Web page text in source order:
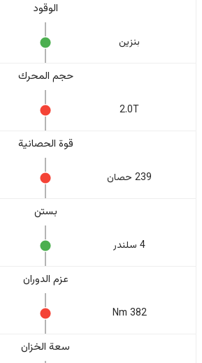
الوقود
بنزين
حجم المحرك
2.0T
قوة الحصانية
239 حصان
بستن
4 سلندر
عزم الدوران
382 Nm
سعة الخزان